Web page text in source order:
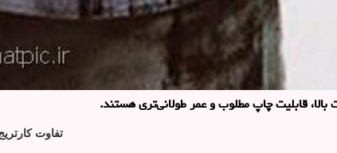
قابلیت چاپ مطلوب و عمر طولانی‌تری هستند.
تفاوت